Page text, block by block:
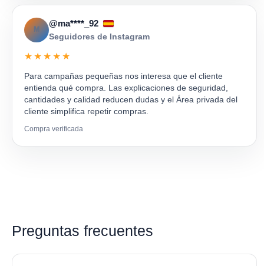
M
@ma****_92
Seguidores de Instagram
★★★★★
Para campañas pequeñas nos interesa que el cliente
entienda qué compra. Las explicaciones de seguridad,
cantidades y calidad reducen dudas y el Área privada del
cliente simplifica repetir compras.
Compra verificada
Preguntas frecuentes